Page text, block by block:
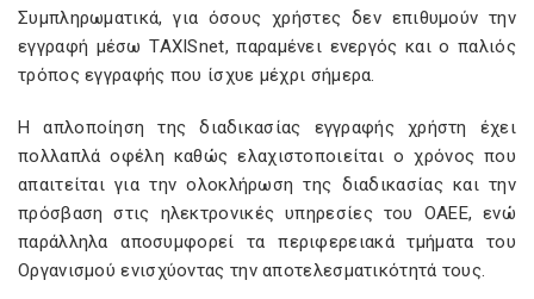
Συμπληρωματικά, για όσους χρήστες δεν επιθυμούν την
εγγραφή μέσω TAXISnet, παραμένει ενεργός και ο παλιός
τρόπος εγγραφής που ίσχυε μέχρι σήμερα.
Η απλοποίηση της διαδικασίας εγγραφής χρήστη έχει
πολλαπλά οφέλη καθώς ελαχιστοποιείται ο χρόνος που
απαιτείται για την ολοκλήρωση της διαδικασίας και την
πρόσβαση στις ηλεκτρονικές υπηρεσίες του ΟΑΕΕ, ενώ
παράλληλα αποσυμφορεί τα περιφερειακά τμήματα του
Οργανισμού ενισχύοντας την αποτελεσματικότητά τους.